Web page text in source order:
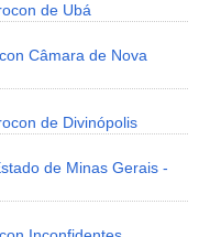
de Ubá
Câmara de Nova
de Divinópolis
de Minas Gerais -